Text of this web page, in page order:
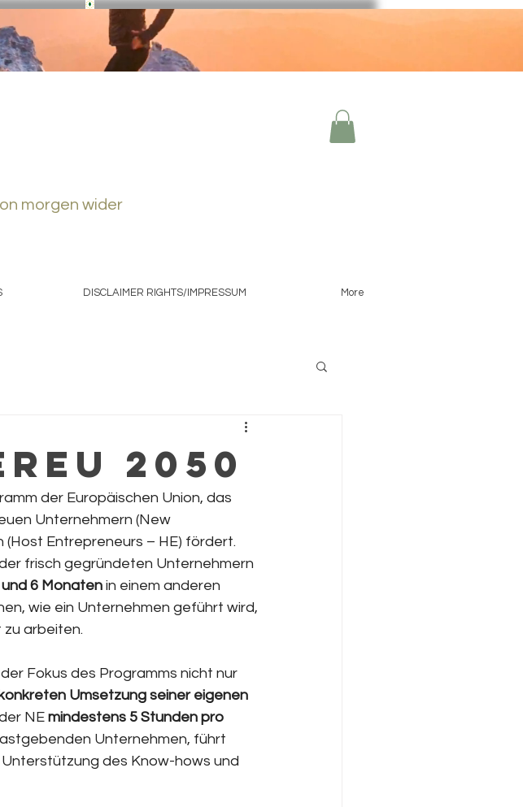
morgen wider
DISCLAIMER RIGHTS/IMPRESSUM More
2050
der Europäischen Union, das
Unternehmern (New
Entrepreneurs – HE) fördert.
frisch gegründeten Unternehmern
und 6 Monaten in einem anderen
wie ein Unternehmen geführt wird,
arbeiten.
Fokus des Programms nicht nur
Umsetzung seiner eigenen
NE mindestens 5 Stunden pro
Unternehmen, führt
des Know-hows und